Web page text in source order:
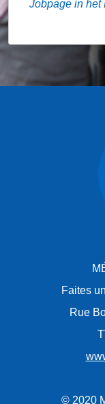
Jobpage in het
Faites
Rue
© 2020